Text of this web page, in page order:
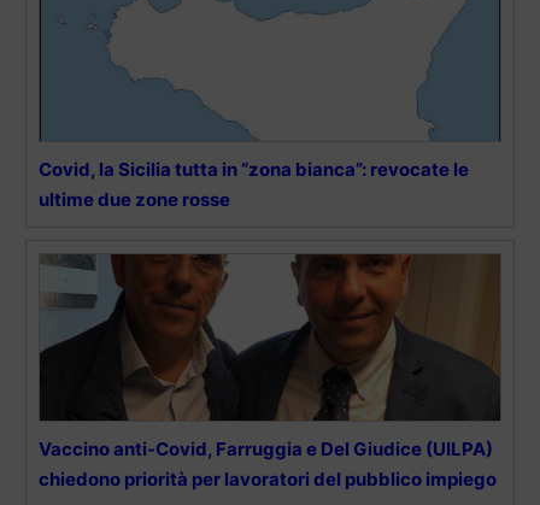
Covid, la Sicilia tutta in “zona bianca”: revocate le
ultime due zone rosse
Vaccino anti-Covid, Farruggia e Del Giudice (UILPA)
chiedono priorità per lavoratori del pubblico impiego